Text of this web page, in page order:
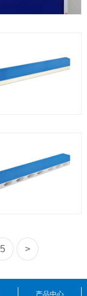
5 >
产品中心